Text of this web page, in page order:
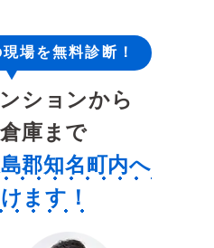
場を無料診断！
ションから
庫まで
郡知名町内へ
ます！